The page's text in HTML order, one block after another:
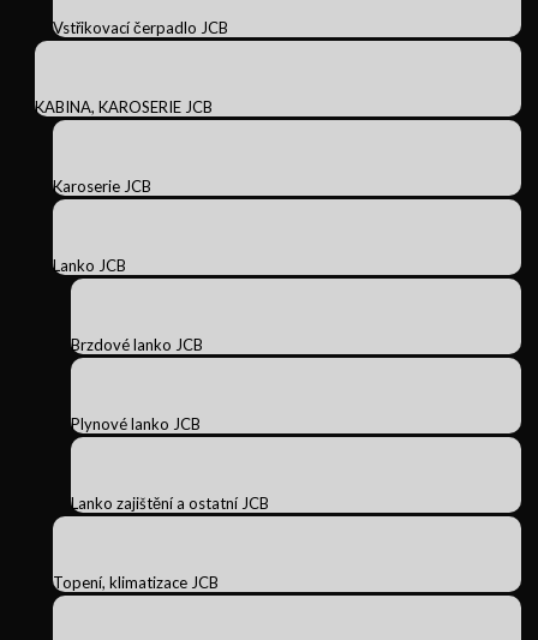
Vstřikovací čerpadlo JCB
KABINA, KAROSERIE JCB
Karoserie JCB
Lanko JCB
Brzdové lanko JCB
Plynové lanko JCB
Lanko zajištění a ostatní JCB
Topení, klimatizace JCB